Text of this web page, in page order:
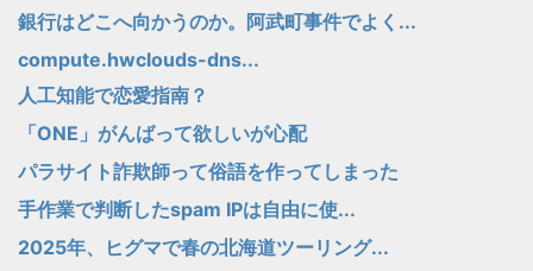
銀行はどこへ向かうのか。阿武町事件でよく...
compute.hwclouds-dns...
人工知能で恋愛指南？
「ONE」がんばって欲しいが心配
パラサイト詐欺師って俗語を作ってしまった
手作業で判断したspam IPは自由に使...
2025年、ヒグマで春の北海道ツーリング...